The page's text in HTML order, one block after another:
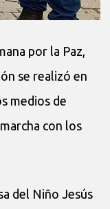
por la Paz,
se realizó en
medios de
con los
del Niño Jesús